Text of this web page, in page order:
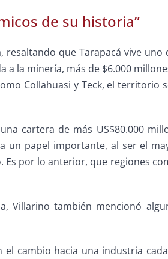
de su historia”
resaltando que Tarapacá vive
a la minería, más de $6.000
Collahuasi y Teck, el territorio
cartera de más US$80.000
un papel importante, al ser el
por lo anterior, que regiones
Villarino también mencionó
cambio hacia una industria